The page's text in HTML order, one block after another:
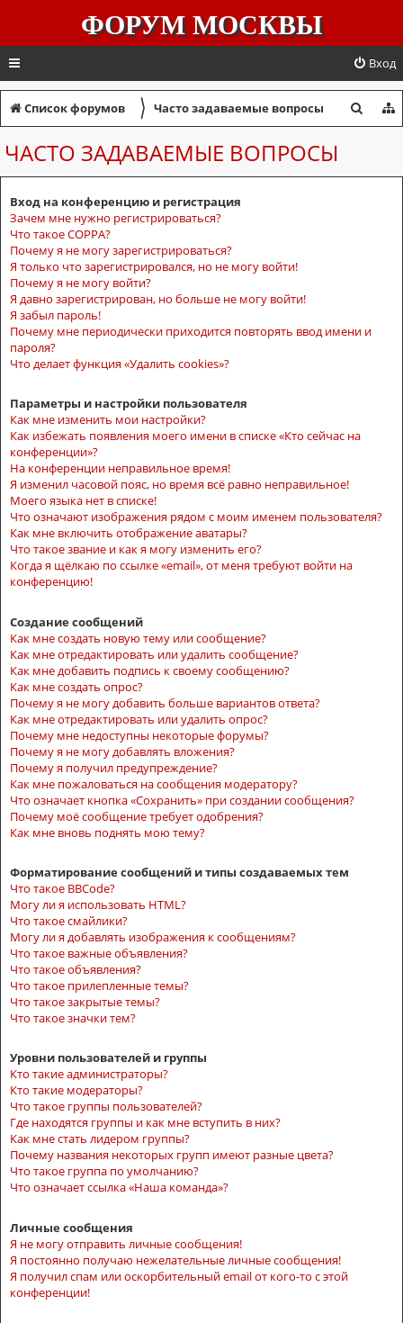
ФОРУМ МОСКВЫ
Вход
Список форумов 〉 Часто задаваемые вопросы
ЧАСТО ЗАДАВАЕМЫЕ ВОПРОСЫ
Вход на конференцию и регистрация
Зачем мне нужно регистрироваться?
Что такое COPPA?
Почему я не могу зарегистрироваться?
Я только что зарегистрировался, но не могу войти!
Почему я не могу войти?
Я давно зарегистрирован, но больше не могу войти!
Я забыл пароль!
Почему мне периодически приходится повторять ввод имени и
пароля?
Что делает функция «Удалить cookies»?
Параметры и настройки пользователя
Как мне изменить мои настройки?
Как избежать появления моего имени в списке «Кто сейчас на
конференции»?
На конференции неправильное время!
Я изменил часовой пояс, но время всё равно неправильное!
Моего языка нет в списке!
Что означают изображения рядом с моим именем пользователя?
Как мне включить отображение аватары?
Что такое звание и как я могу изменить его?
Когда я щёлкаю по ссылке «email», от меня требуют войти на
конференцию!
Создание сообщений
Как мне создать новую тему или сообщение?
Как мне отредактировать или удалить сообщение?
Как мне добавить подпись к своему сообщению?
Как мне создать опрос?
Почему я не могу добавить больше вариантов ответа?
Как мне отредактировать или удалить опрос?
Почему мне недоступны некоторые форумы?
Почему я не могу добавлять вложения?
Почему я получил предупреждение?
Как мне пожаловаться на сообщения модератору?
Что означает кнопка «Сохранить» при создании сообщения?
Почему моё сообщение требует одобрения?
Как мне вновь поднять мою тему?
Форматирование сообщений и типы создаваемых тем
Что такое BBCode?
Могу ли я использовать HTML?
Что такое смайлики?
Могу ли я добавлять изображения к сообщениям?
Что такое важные объявления?
Что такое объявления?
Что такое прилепленные темы?
Что такое закрытые темы?
Что такое значки тем?
Уровни пользователей и группы
Кто такие администраторы?
Кто такие модераторы?
Что такое группы пользователей?
Где находятся группы и как мне вступить в них?
Как мне стать лидером группы?
Почему названия некоторых групп имеют разные цвета?
Что такое группа по умолчанию?
Что означает ссылка «Наша команда»?
Личные сообщения
Я не могу отправить личные сообщения!
Я постоянно получаю нежелательные личные сообщения!
Я получил спам или оскорбительный email от кого-то с этой
конференции!